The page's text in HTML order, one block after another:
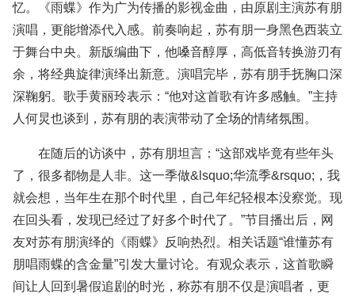
忆。《雨蝶》作为广为传播的影视金曲，由原剧主演苏有朋
演唱，更能增添代入感。前奏响起，苏有朋一身黑色西装立
于舞台中央。新版编曲下，他嗓音醇厚，高低音转换游刃有
余，将经典旋律演绎出新意。演唱完毕，苏有朋手抚胸口深
深鞠躬。歌手黄丽玲表示：“他对这首歌有许多感触。”主持
人何炅也谈到，苏有朋的表演带动了全场的情绪氛围。
在随后的访谈中，苏有朋坦言：“这部戏毕竟有些年头
了，很多都物是人非。这一季做&lsquo;华流季&rsquo;，我
就会想，当年生在那个时代里，自己年纪轻根本没察觉。现
在回头看，发现已经过了好多个时代了。”节目播出后，网
友对苏有朋演绎的《雨蝶》反响热烈。相关话题“谁懂苏有
朋唱雨蝶的含金量”引发大量讨论。有观众表示，这首歌瞬
间让人回到暑假追剧的时光，称苏有朋不仅是演唱者，更